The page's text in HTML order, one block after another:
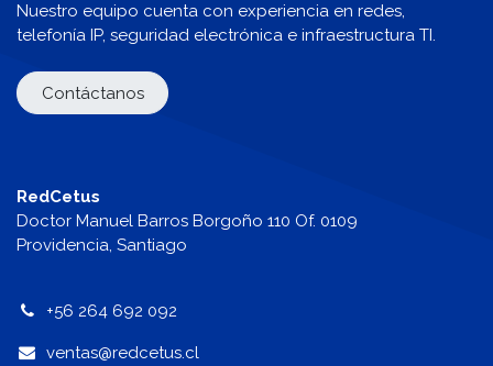
Nuestro equipo cuenta con experiencia en redes,
telefonía IP, seguridad electrónica e infraestructura TI.
Contáctanos
RedCetus
Doctor Manuel Barros Borgoño 110 Of. 0109
Providencia, Santiago
+56 264 692 092
ventas@redcetus.cl